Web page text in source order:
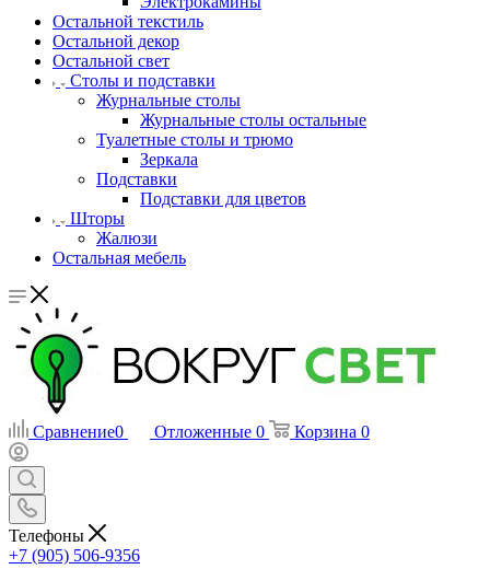
Остальной текстиль
Остальной декор
Остальной свет
Столы и подставки
Журнальные столы
Журнальные столы остальные
Туалетные столы и трюмо
Зеркала
Подставки
Подставки для цветов
Шторы
Жалюзи
Остальная мебель
Сравнение0 Отложенные 0 Корзина 0
Телефоны
+7 (905) 506-9356